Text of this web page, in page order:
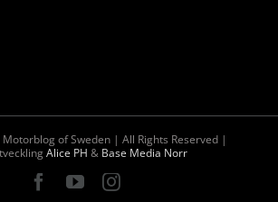
of Sweden | All Rights Reserved |
Alice PH & Base Media Norr
Facebook
YouTubeInstagram